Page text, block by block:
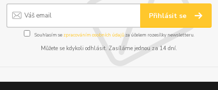
Přihlásit se
Souhlasím se zpracováním osobních údajůza účelem rozesílky newsletteru.
Můžete se kdykoli odhlásit. Zasíláme jednou za 14 dní.